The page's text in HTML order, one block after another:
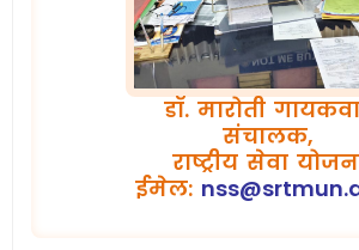
डॉ. मारोती
संचालक,
राष्ट्रीय सेवा
ईमेल: